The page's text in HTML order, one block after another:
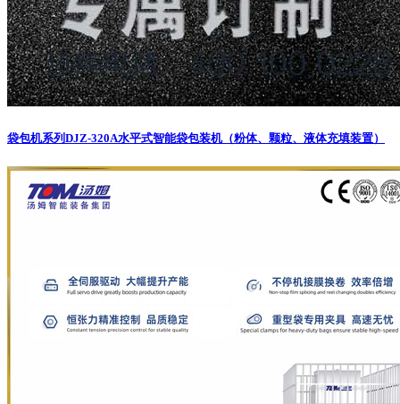
袋包机系列 DJZ-320A水平式智能袋包装机（粉体、颗粒、液体充填装置）